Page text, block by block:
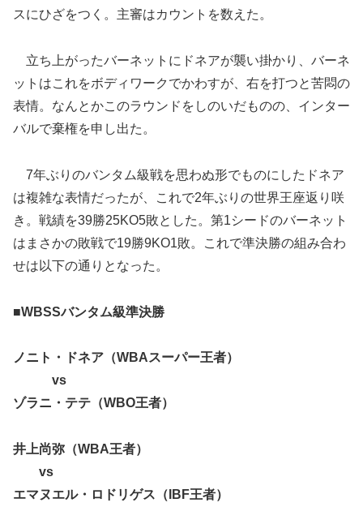
スにひざをつく。主審はカウントを数えた。
立ち上がったバーネットにドネアが襲い掛かり、バーネ
ットはこれをボディワークでかわすが、右を打つと苦悶の
表情。なんとかこのラウンドをしのいだものの、インター
バルで棄権を申し出た。
7年ぶりのバンタム級戦を思わぬ形でものにしたドネア
は複雑な表情だったが、これで2年ぶりの世界王座返り咲
き。戦績を39勝25KO5敗とした。第1シードのバーネット
はまさかの敗戦で19勝9KO1敗。これで準決勝の組み合わ
せは以下の通りとなった。
■WBSSバンタム級準決勝
ノニト・ドネア（WBAスーパー王者）
vs
ゾラニ・テテ（WBO王者）
井上尚弥（WBA王者）
vs
エマヌエル・ロドリゲス（IBF王者）